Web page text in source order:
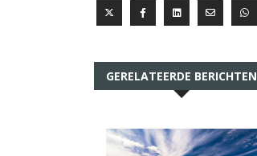
GERELATEERDE BERICHTEN